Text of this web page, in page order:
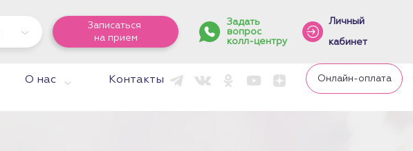
Записаться
на прием
Задать
вопрос
колл-центру
Личный
кабинет
О нас Контакты Онлайн-оплата